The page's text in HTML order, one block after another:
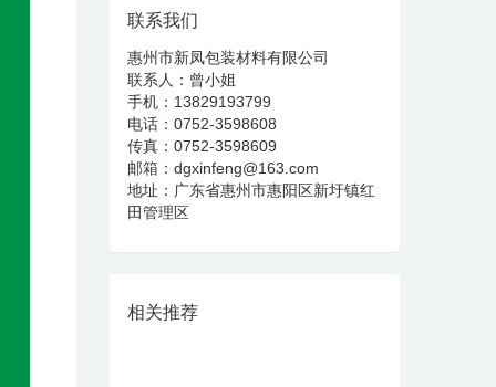
联系我们
惠州市新凤包装材料有限公司
联系人：曾小姐
手机：13829193799
电话：0752-3598608
传真：0752-3598609
邮箱：dgxinfeng@163.com
地址：广东省惠州市惠阳区新圩镇红
田管理区
相关推荐